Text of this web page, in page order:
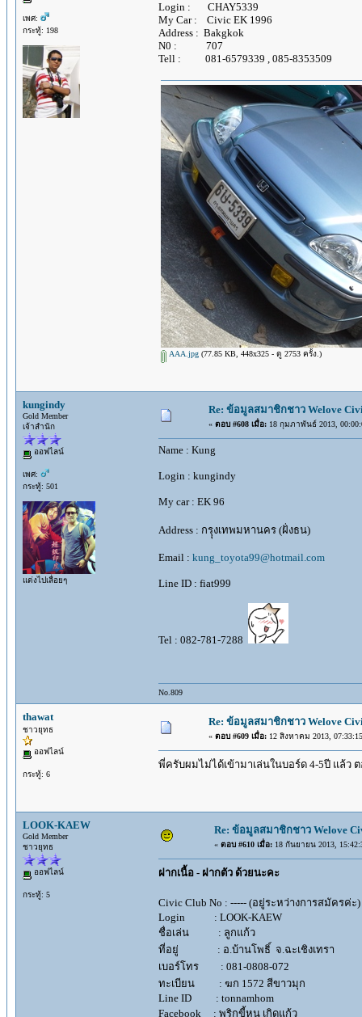
เพศ:
กระทู้: 198
Login : CHAY5339
My Car : Civic EK 1996
Address : Bakgkok
N0 : 707
Tell : 081-6579339 , 085-8353509
AAA.jpg (77.85 KB, 448x325 - ดู 2753 ครั้ง.)
kungindy
Gold Member
เจ้าสำนัก
ออฟไลน์
เพศ:
กระทู้: 501
แต่งไปเลื่อยๆ
Re: ข้อมูลสมาชิกชาว Welove
« ตอบ #608 เมื่อ: 18 กุมภาพันธ์ 2013,
Name : Kung
Login : kungindy
My car : EK 96
Address : กรุุงเทพมหานคร (ฝั่งธน)
Email : kung_toyota99@hotmail.com
Line ID : fiat999
Tel : 082-781-7288
No.809
thawat
ชาวยุทธ
ออฟไลน์
กระทู้: 6
Re: ข้อมูลสมาชิกชาว Welove
« ตอบ #609 เมื่อ: 12 สิงหาคม 2013,
พี่ครับผมไม่ได้เข้ามาเล่นในบอร์ด 4-5ปี แล้ว
LOOK-KAEW
Gold Member
ชาวยุทธ
ออฟไลน์
กระทู้: 5
Re: ข้อมูลสมาชิกชาว Welove
« ตอบ #610 เมื่อ: 18 กันยายน 2013,
ฝากเนื้อ - ฝากตัว ด้วยนะคะ
Civic Club No : ----- (อยู่ระหว่างการสมัครค่ะ)
Login : LOOK-KAEW
ชื่อเล่น : ลูกแก้ว
ที่อยู่ : อ.บ้านโพธิ์ จ.ฉะเชิงเทรา
เบอร์โทร : 081-0808-072
ทะเบียน : ฆก 1572 สีขาวมุก
Line ID : tonnamhom
Facebook : พริกขี้หนู เกิดแก้ว